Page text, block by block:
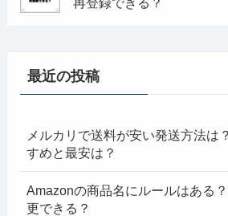
最近の投稿
メルカリで送料が安い発送方法は
すめと最安は？
Amazonの商品名にルールはある
更できる？